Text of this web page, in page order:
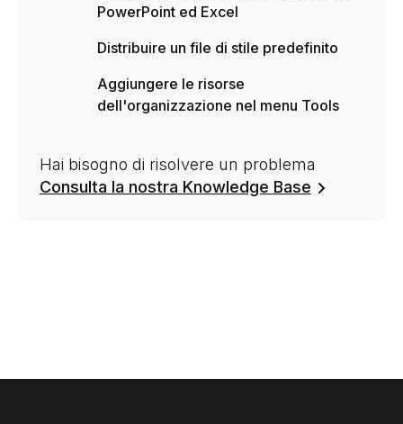
PowerPoint ed Excel
Distribuire un file di stile predefinito
Aggiungere le risorse
dell'organizzazione nel menu Tools
Hai bisogno di risolvere un problema
Consulta la nostra Knowledge Base